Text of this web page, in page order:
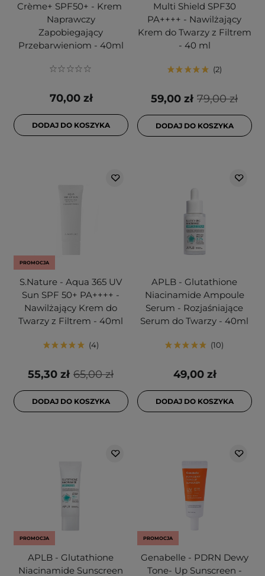
Crème+ SPF50+ - Krem ​​
Naprawczy
Zapobiegający
Przebarwieniom - 40ml
70,00 zł
DODAJ DO KOSZYKA
Multi Shield SPF30
PA++++ - Nawilżający
Krem do Twarzy z Filtrem
- 40 ml
2
79,00 zł
59,00 zł
DODAJ DO KOSZYKA
PROMOCJA
S.Nature - Aqua 365 UV
Sun SPF 50+ PA++++ -
Nawilżający Krem do
Twarzy z Filtrem - 40ml
4
65,00 zł
55,30 zł
DODAJ DO KOSZYKA
APLB - Glutathione
Niacinamide Ampoule
Serum - Rozjaśniające
Serum do Twarzy - 40ml
10
49,00 zł
DODAJ DO KOSZYKA
PROMOCJA
APLB - Glutathione
Niacinamide Sunscreen
PROMOCJA
Genabelle - PDRN Dewy
Tone- Up Sunscreen -